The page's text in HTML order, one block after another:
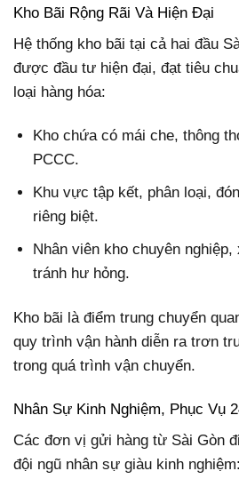
Kho Bãi Rộng Rãi Và Hiện Đại
Hệ thống kho bãi tại cả hai đầu
được đầu tư hiện đại, đạt tiêu
loại hàng hóa:
Kho chứa có mái che, thông
PCCC.
Khu vực tập kết, phân loại,
riêng biệt.
Nhân viên kho chuyên
tránh hư hỏng.
Kho bãi là điểm trung chuyển
quy trình vận hành diễn ra trơn
trong quá trình vận chuyển.
Nhân Sự Kinh Nghiệm, Phục Vụ
Các đơn vị gửi hàng từ Sài Gòn
đội ngũ nhân sự giàu kinh nghiệm: